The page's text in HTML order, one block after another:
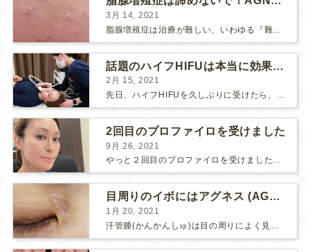
3月 14, 2021
話題のハイフHIFUは本当に効果があるのか？
2月 15, 2021
先日、ハイフHIFUを久しぶりに受けたら、顔の調子がとても良い感じです♪ 私はハイフHIFU後はいつも３日位、人には気付かれない程度に軽く腫れて、その後、グングンと顔が引き締まります。 ...
2回目のプロファイロを受けました
9月 26, 2021
やっと２回目のプロファイロを受けました。 ↑ 写真はプロファイロ翌日です。 この距離の写真では凹凸は映らないですし、 実物も、首がよく見ると凹凸が残っている位で、 それも３日で...
目周りのイボにはアグネス (AGNES）が効く！（ほぼ）ノーダウンタイムのイボ治療
1月 20, 2021